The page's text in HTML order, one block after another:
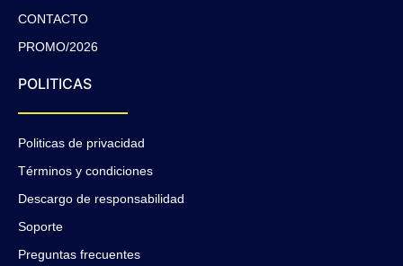
CONTACTO
PROMO/2026
POLITICAS
Politicas de privacidad
Términos y condiciones
Descargo de responsabilidad
Soporte
Preguntas frecuentes